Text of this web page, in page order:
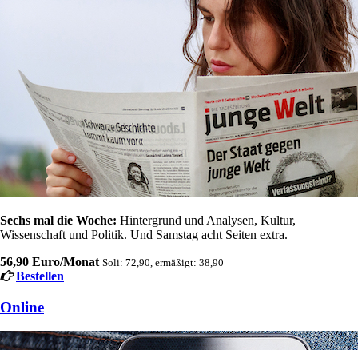
Sechs mal die Woche: Hintergrund und Analysen, Kultur,
Wissenschaft und Politik. Und Samstag acht Seiten extra.
56,90 Euro/Monat Soli: 72,90, ermäßigt: 38,90
Bestellen
Online